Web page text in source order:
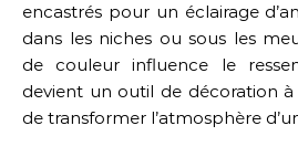
encastrés pour un éclairage
dans les niches ou sous les
de couleur influence le
devient un outil de décoration
de transformer l’atmosphère